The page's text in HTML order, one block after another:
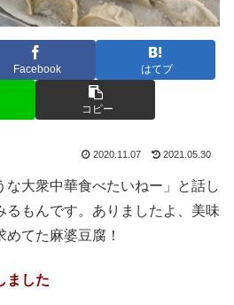
Facebook はてブ
コピー
2020.11.07 2021.05.30
な大衆中華食べたいねー」と話し
もんです。ありましたよ、美味
てた麻婆豆腐！
ました